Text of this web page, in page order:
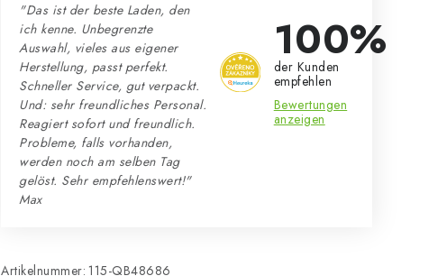
"Das ist der beste Laden, den
ich kenne. Unbegrenzte
Auswahl, vieles aus eigener
Herstellung, passt perfekt.
Schneller Service, gut verpackt.
Und: sehr freundliches Personal.
Reagiert sofort und freundlich.
Probleme, falls vorhanden,
werden noch am selben Tag
gelöst. Sehr empfehlenswert!"
Max
100%
der Kunden
empfehlen
Bewertungen
anzeigen
Artikelnummer: 115-QB48686